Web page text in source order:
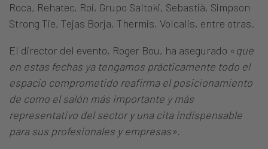
Roca, Rehatec, Roi, Grupo Saltoki, Sebastià, Simpson
Strong Tie, Tejas Borja, Thermis, Volcalis, entre otras.
El director del evento, Roger Bou, ha asegurado «que
en estas fechas ya tengamos prácticamente todo el
espacio comprometido reafirma el posicionamiento
de como el salón más importante y más
representativo del sector y una cita indispensable
para sus profesionales y empresas».